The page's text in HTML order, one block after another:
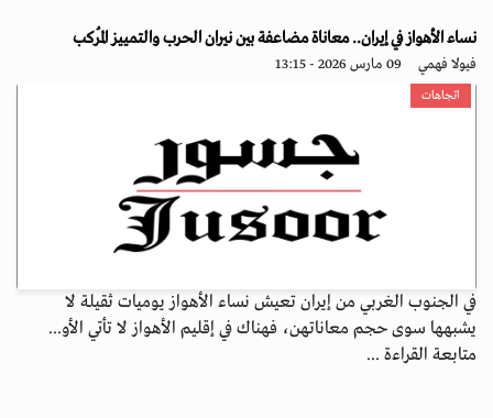
نساء الأهواز في إيران.. معاناة مضاعفة بين نيران الحرب والتمييز المُركب
فيولا فهمي 09 مارس 2026 - 13:15
اتجاهات
في الجنوب الغربي من إيران تعيش نساء الأهواز يوميات ثقيلة لا
يشبهها سوى حجم معاناتهن، فهناك في إقليم الأهواز لا تأتي الأو...
متابعة القراءة ...